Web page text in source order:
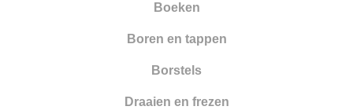
Boeken
Boren en tappen
Borstels
Draaien en frezen